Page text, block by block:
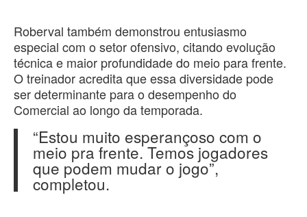
Roberval também demonstrou entusiasmo
especial com o setor ofensivo, citando evolução
técnica e maior profundidade do meio para frente.
O treinador acredita que essa diversidade pode
ser determinante para o desempenho do
Comercial ao longo da temporada.
“Estou muito esperançoso com o
meio pra frente. Temos jogadores
que podem mudar o jogo”,
completou.